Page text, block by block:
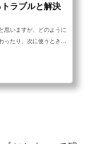
ラブルと解決
思いますが、どのように
ったり、次に使うときに